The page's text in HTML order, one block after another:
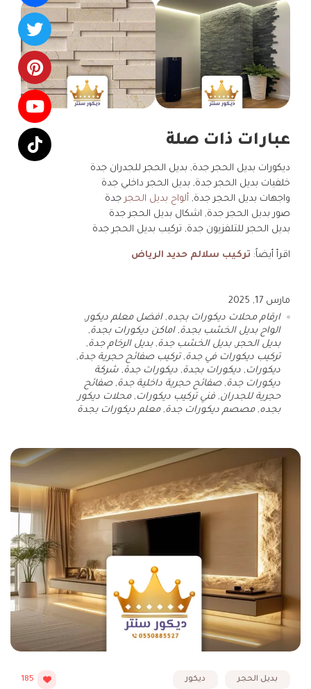
عبارات ذات صلة
ديكورات بديل الحجر جدة, بديل الحجر للجدران جدة
خلفيات بديل الحجر جدة, بديل الحجر داخلي جدة
واجهات بديل الحجر جدة, ألواح بديل الحجر جدة
صور بديل الحجر جدة, اشكال بديل الحجر جدة
بديل الحجر للتلفزيون جدة, تركيب بديل الحجر جدة
اقرأ أيضاً: تركيب سلالم حديد الرياض
مارس 17, 2025
ارقام محلات ديكورات بجده,افضل معلم ديكور,
الواح بديل الخشب بجدة,اماكن ديكورات بجدة,
بديل الحجر,بديل الخشب جدة,بديل الرخام جدة,
تركيب ديكورات في جدة,تركيب صفائح حجرية جدة,
ديكورات , ديكورات بجدة, ديكورات جدة, شركة
ديكورات جدة, صفائح حجرية داخلية جدة, صفائح
حجرية للجدران, فني تركيب ديكورات ,محلات ديكور
بجده,مصصم ديكورات جدة,معلم ديكورات بجدة
بديل الحجر ديكور 185